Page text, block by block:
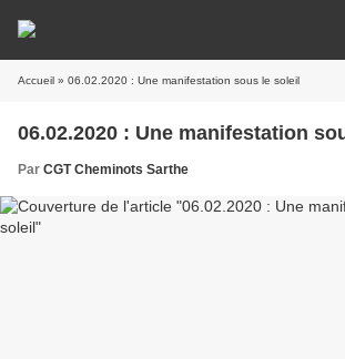
Accueil » 06.02.2020 : Une manifestation sous le soleil
06.02.2020 : Une manifestation
Par CGT Cheminots Sarthe